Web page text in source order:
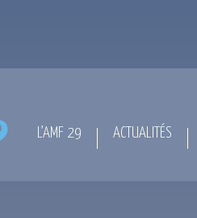
L’AMF 29 ACTUALITÉS